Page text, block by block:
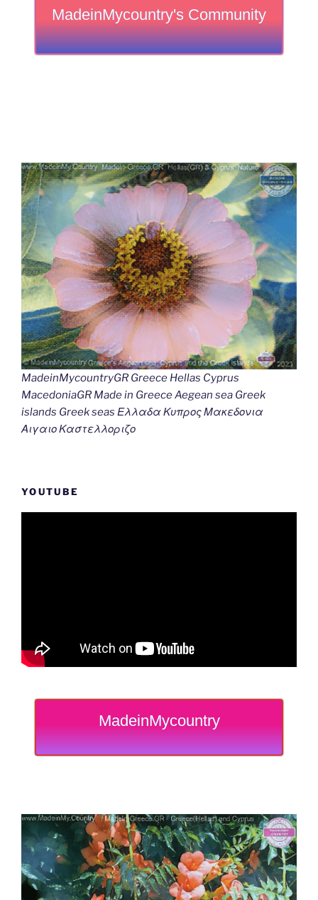
MadeinMycountry's Community
MadeinMycountryGR Greece Hellas Cyprus
MacedoniaGR Made in Greece Aegean sea Greek
islands Greek seas Ελλαδα Κυπρος Μακεδονια
Αιγαιο Καστελλοριζο
YOUTUBE
MadeinMycountry